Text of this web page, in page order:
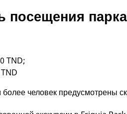
посещения
TND;
человек предусмотрены